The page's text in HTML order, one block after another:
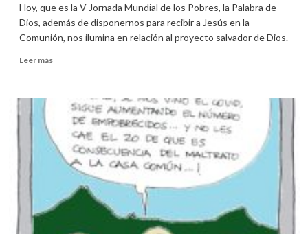
Hoy, que es la V Jornada Mundial de los Pobres, la Palabra de
Dios, además de disponernos para recibir a Jesús en la
Comunión, nos ilumina en relación al proyecto salvador de Dios.
Leer másLeer
33er
domingo
ordinario